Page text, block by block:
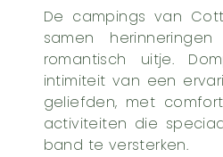
De campings van
samen
romantisch uitje.
intimiteit van een
geliefden, met
activiteiten die
band te versterken.